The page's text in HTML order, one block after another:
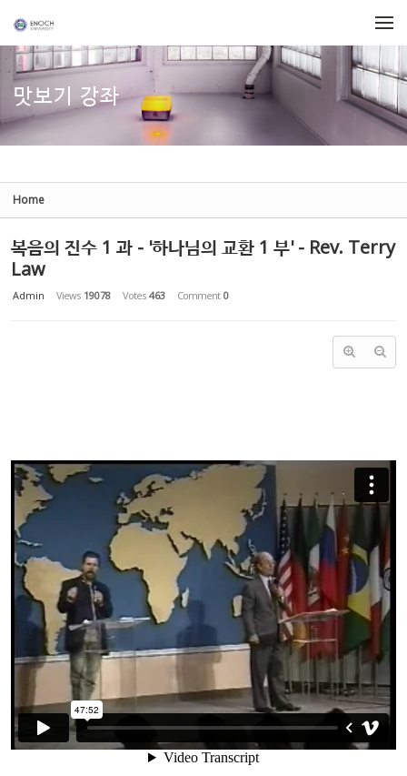
맛보기 강좌
Home
복음의 진수 1 과 - '하나님의 교환 1 부' - Rev. Terry
Law
Admin Views 19078 Votes 463 Comment 0